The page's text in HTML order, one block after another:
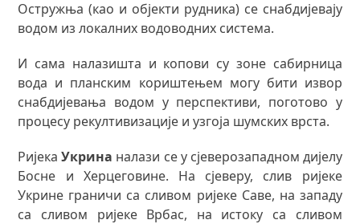
Остружња (као и објекти рудника) се снабдијевају
водом из локалних водоводних система.
И сама налазишта и копови су зоне сабирница
вода и планским кориштењем могу бити извор
снабдијевања водом у перспективи, поготово у
процесу рекултивизације и узгоја шумских врста.
РијекаУкрина налази се у сјеверозападном дијелу
Босне и Херцеговине. На сјеверу, слив ријеке
Укрине граничи са сливом ријеке Саве, на западу
са сливом ријеке Врбас, на истоку са сливом